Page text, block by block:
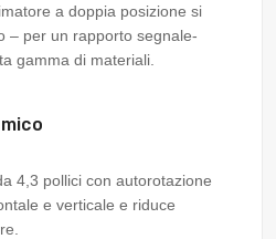
a doppia posizione si
– per un rapporto segnale-
gamma di materiali.
4,3 pollici con autorotazione
e verticale e riduce